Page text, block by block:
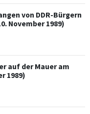
von DDR-Bürgern
November 1989)
auf der Mauer am
1989)